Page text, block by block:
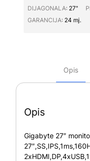
DIJAGONALA∶ 27"
GARANCIJA∶ 24 mj.
Opis
Opis
Gigabyte 27″